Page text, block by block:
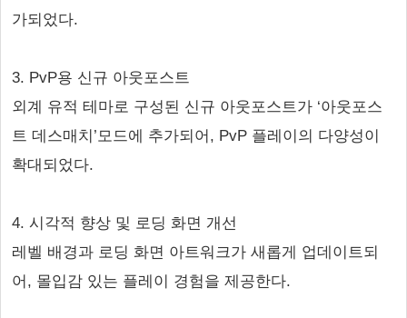
가되었다.
3. PvP용 신규 아웃포스트
외계 유적 테마로 구성된 신규 아웃포스트가 ‘아웃포스
트 데스매치’모드에 추가되어, PvP 플레이의 다양성이
확대되었다.
4. 시각적 향상 및 로딩 화면 개선
레벨 배경과 로딩 화면 아트워크가 새롭게 업데이트되
어, 몰입감 있는 플레이 경험을 제공한다.